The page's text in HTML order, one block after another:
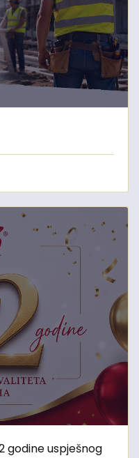
godine uspješnog